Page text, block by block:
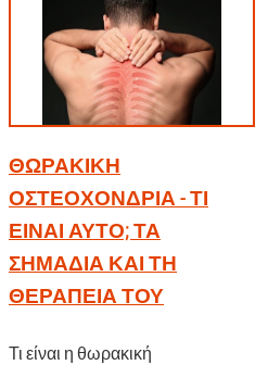
ΘΩΡΑΚΙΚΉ
ΟΣΤΕΟΧΟΝΔΡΊΑ - ΤΙ
ΕΊΝΑΙ ΑΥΤΌ; ΤΑ
ΣΗΜΆΔΙΑ ΚΑΙ ΤΗ
ΘΕΡΑΠΕΊΑ ΤΟΥ
Τι είναι η θωρακική